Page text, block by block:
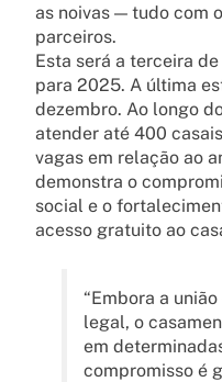
as noivas — tudo com
parceiros.
Esta será a terceira
para 2025. A última
dezembro. Ao longo
atender até 400
vagas em relação ao
demonstra o
social e o
acesso gratuito ao
“Embora a
legal, o
em
compromisso é